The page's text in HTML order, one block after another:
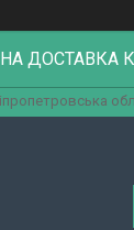
ДОСТАВКА